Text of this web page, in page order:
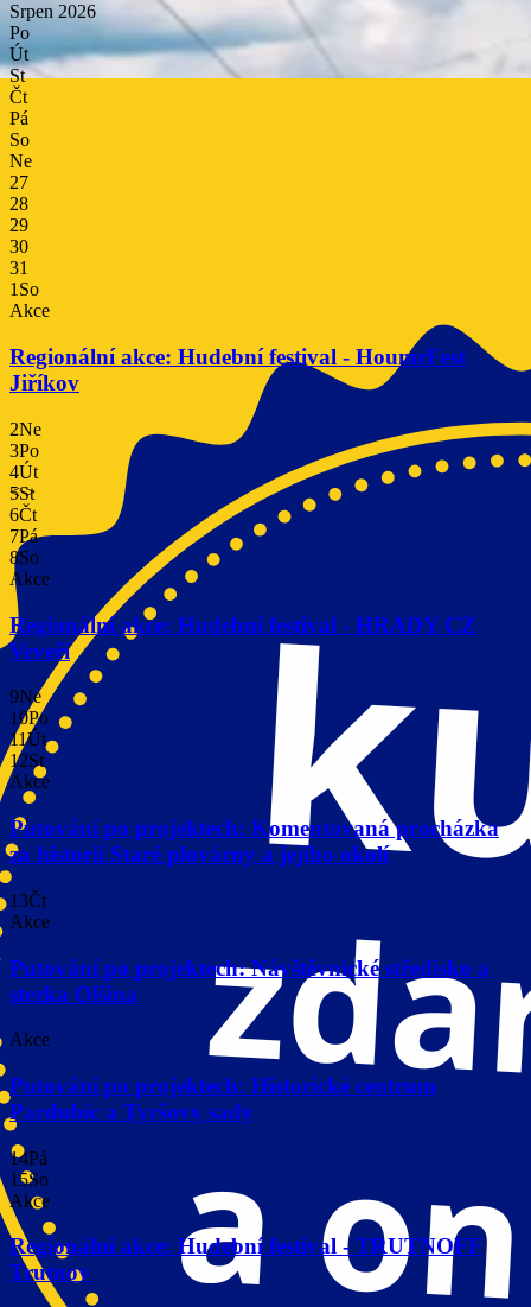
< >
Srpen 2026
Po
Út
St
Čt
Pá
So
Ne
27
28
29
30
31
1So
Akce
Regionální akce: Hudební festival - HoumrFest
Jiříkov
2Ne
3Po
4Út
5St
6Čt
7Pá
8So
Akce
Regionální akce: Hudební festival - HRADY CZ
Veveří
9Ne
10Po
11Út
12St
Akce
Putování po projektech: Komentovaná procházka
za historií Staré plovárny a jejího okolí
13Čt
Akce
Putování po projektech: Návštěvnické středisko a
stezka Olšina
Akce
Putování po projektech: Historické centrum
Pardubic a Tyršovy sady
14Pá
15So
Akce
Regionální akce: Hudební festival - TRUTNOFF
Trutnov